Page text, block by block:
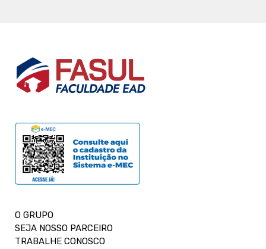
O GRUPO
SEJA NOSSO PARCEIRO
TRABALHE CONOSCO